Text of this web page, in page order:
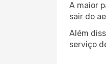
A maior
sair do
Além
serviço